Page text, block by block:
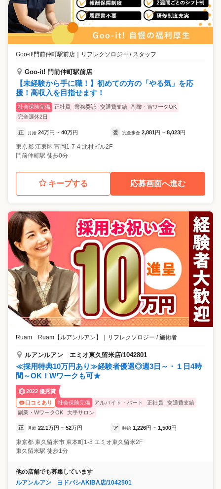
Goo-it!門前仲町駅前店 ｜ リフレクソロジー / スタッフ
Goo-it! 門前仲町駅前店
【未経験から手に職！】初めての方の「やる気」を応
援！高収入を目指せます！
社会保険完備 正社員 業務委託 交通費支給
副業・WワークOK
完全週休2日
正 月給 24万円 ~ 40万円 委 完全歩合 2,881円 ~ 8,023円
東京都 江東区 富岡1-7-4 北村ビル2F
門前仲町駅 徒歩0分
キープする 応募画面へ進む
Ruam Ruam【ルアンルアン】 リフレクソロジー / 施術者
ルアンルアン エミオ東久留米店/1042801
≪採用特典10万円あり≫経験者優遇◎週3日～・１日4時
間～OK！Wワークも可★
2022 優秀賞
口コミあり
社会保険完備 アルバイト・パート 正社員
交通費支給
副業・WワークOK
大手サロン
正 月給 22.1万円 ~ 52万円 ア 時給 1,226円 ~ 1,500円
東京都 東久留米市 東本町1-8 エミオ東久留米2F
東久留米駅 徒歩1分
他の店舗でも募集しています
ルアンルアン ヨドバシAKIBA店/1042501